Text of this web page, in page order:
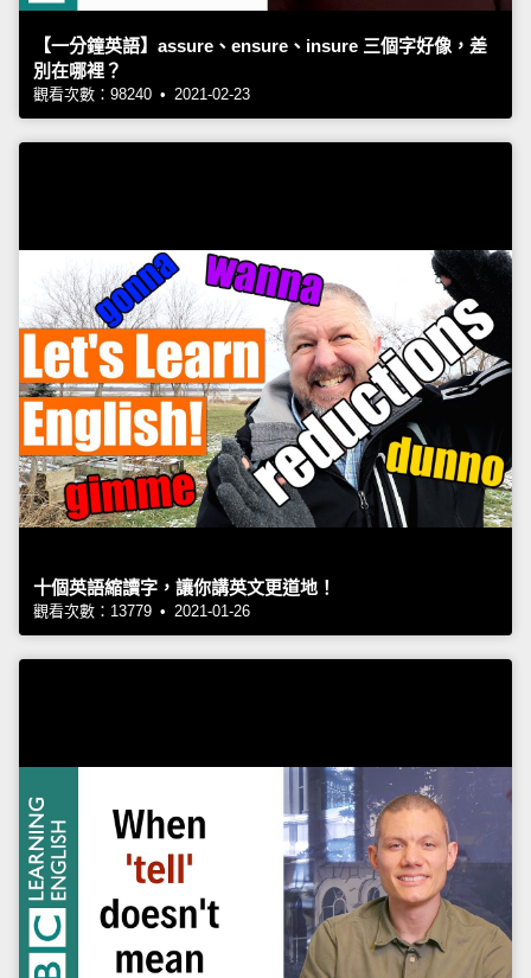
【一分鐘英語】assure、ensure、insure 三個字好像，差
別在哪裡？
觀看次數：98240 • 2021-02-23
十個英語縮讀字，讓你講英文更道地！
觀看次數：13779 • 2021-01-26